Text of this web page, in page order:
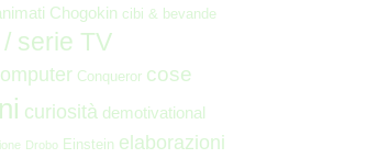
Chogokin cibi & bevande
serie TV
Conqueror cose
curiosità demotivational
Drobo Einstein elaborazioni